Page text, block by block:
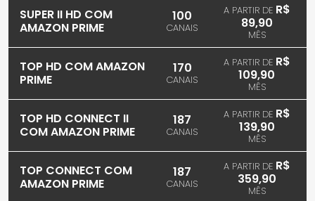
SUPER II HD COM
AMAZON PRIME
100
CANAIS
A PARTIR DE R$
89,90
MÊS
TOP HD COM AMAZON
PRIME
170
CANAIS
A PARTIR DE R$
109,90
MÊS
TOP HD CONNECT II
COM AMAZON PRIME
187
CANAIS
A PARTIR DE R$
139,90
MÊS
TOP CONNECT COM
AMAZON PRIME
187
CANAIS
A PARTIR DE R$
359,90
MÊS